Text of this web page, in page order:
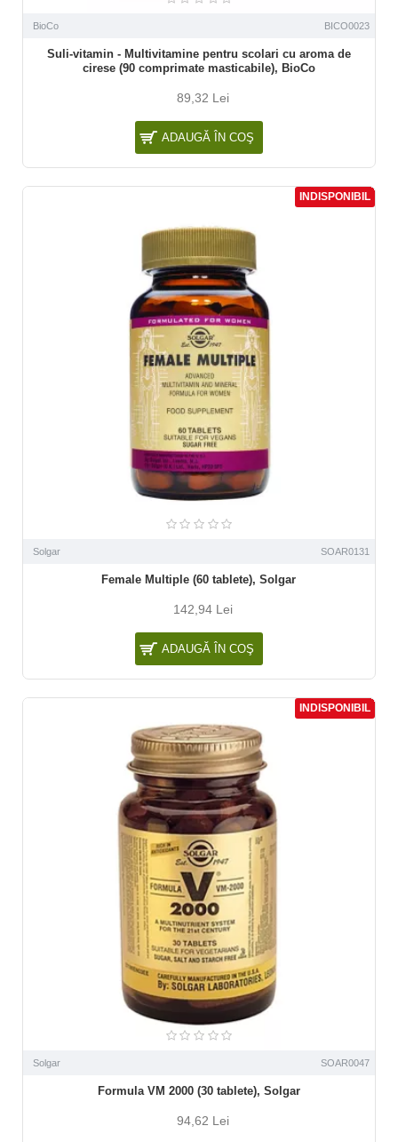
BioCo BICO0023
Suli-vitamin - Multivitamine pentru scolari cu aroma de
cirese (90 comprimate masticabile), BioCo
89,32 Lei
ADAUGĂ ÎN COŞ
INDISPONIBIL
Solgar SOAR0131
Female Multiple (60 tablete), Solgar
142,94 Lei
ADAUGĂ ÎN COŞ
INDISPONIBIL
Solgar SOAR0047
Formula VM 2000 (30 tablete), Solgar
94,62 Lei